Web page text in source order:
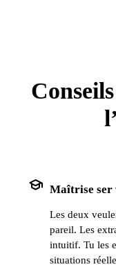
school Maîtrise ser
Les deux
pareil. Les
intuitif. Tu les
situations